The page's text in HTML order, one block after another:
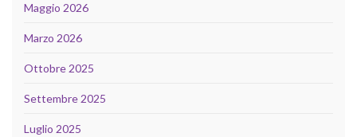
Maggio 2026
Marzo 2026
Ottobre 2025
Settembre 2025
Luglio 2025